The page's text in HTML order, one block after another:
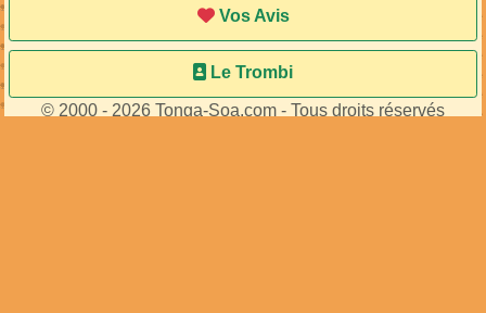
Vos Avis
Le Trombi
© 2000 - 2026 Tonga-Soa.com - Tous droits réservés